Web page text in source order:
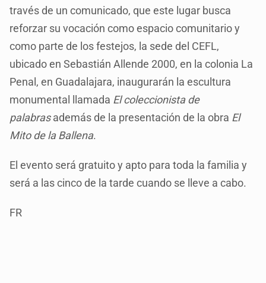
través de un comunicado, que este lugar busca
reforzar su vocación como espacio comunitario y
como parte de los festejos, la sede del CEFL,
ubicado en Sebastián Allende 2000, en la colonia La
Penal, en Guadalajara, inaugurarán la escultura
monumental llamada El coleccionista de
palabrasademás de la presentación de la obra El
Mito de la Ballena.
El evento será gratuito y apto para toda la familia y
será a las cinco de la tarde cuando se lleve a cabo.
FR